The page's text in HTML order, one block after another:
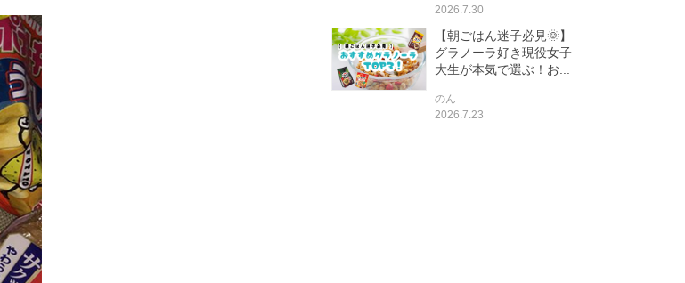
2026.7.30
【朝ごはん迷子必見🌞】
グラノーラ好き現役女子
大生が本気で選ぶ！お...
のん
2026.7.23